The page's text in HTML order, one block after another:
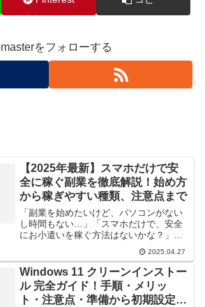
をフォローする
【2025年最新】スマホだけで安
全に稼ぐ副業を徹底解説！始め方
から稼ぎやすい種類、注意点まで
「副業を始めたいけど、パソコンがない
し時間もない…」「スマホだけで、安全
にお小遣いを稼ぐ方法はないかな？」も
しあなたがそう考えているなら、ご安心
ください。結論から言うと、スマホ一つ
あれば、安全に始められる副業はたくさ
ん存在します。ただし、「...
2025.04.27
Windows 11 クリーンインストー
ル 完全ガイド！手順・メリッ
ト・注意点・準備から初期設定ま